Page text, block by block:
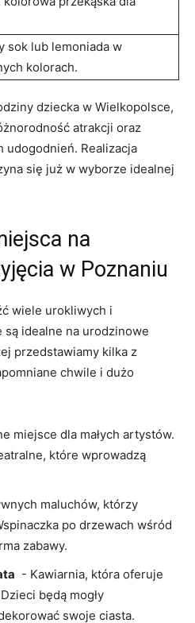
sok lub ⁢lemoniada w
‍kolorach.
dziecka w Wielkopolsce,
atrakcji oraz
​Realizacja
się już w​ wyborze idealnej
na
w Poznaniu
wiele urokliwych i
idealne‌ na urodzinowe
przedstawiamy​ kilka z
chwile ‌i dużo
⁢miejsce dla małych artystów.
które wprowadzą
maluchów,​ którzy
po ⁣drzewach wśród
zabawy.
⁢ -‍ Kawiarnia, która​ oferuje
będą mogły
swoje ‍ciasta.